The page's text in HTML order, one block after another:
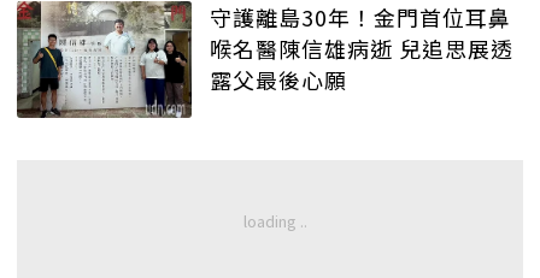
守護離島30年！金門首位耳鼻
喉名醫陳信雄病逝 兒追思展透
露父最後心願